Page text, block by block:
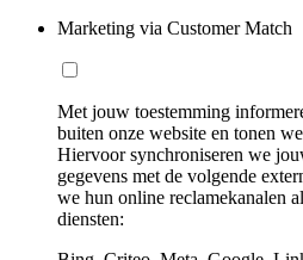
Marketing via Customer Match
Met jouw toestemming
buiten onze website en tonen
Hiervoor synchroniseren we
gegevens met de volgende
we hun online reclamekanalen
diensten: